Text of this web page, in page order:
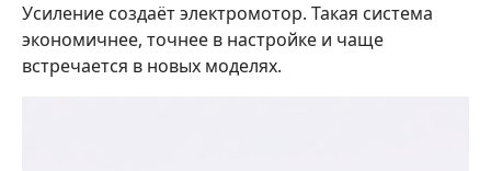
Усиление создаёт электромотор. Такая система
экономичнее, точнее в настройке и чаще
встречается в новых моделях.